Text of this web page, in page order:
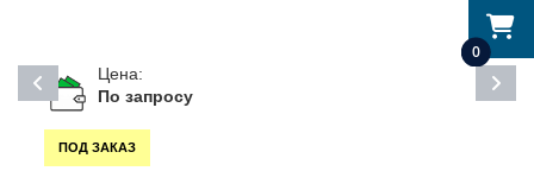
0
Цена:
По запросу
ПОД ЗАКАЗ